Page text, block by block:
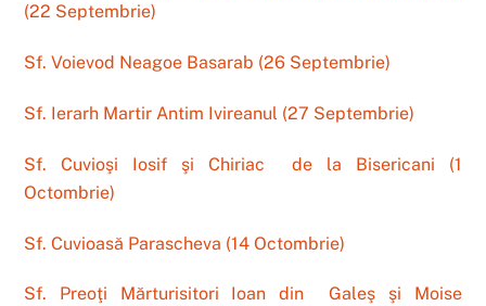
(22 Septembrie)
Sf. Voievod Neagoe Basarab (26 Septembrie)
Sf. Ierarh Martir Antim Ivireanul (27 Septembrie)
Sf. Cuvioşi Iosif şi Chiriac de la Bisericani (1
Octombrie)
Sf. Cuvioasă Parascheva (14 Octombrie)
Sf. Preoţi Mărturisitori Ioan din Galeş şi Moise